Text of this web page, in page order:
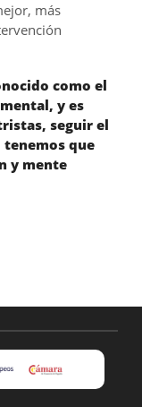
más
como el
y es
seguir el
que
y mente